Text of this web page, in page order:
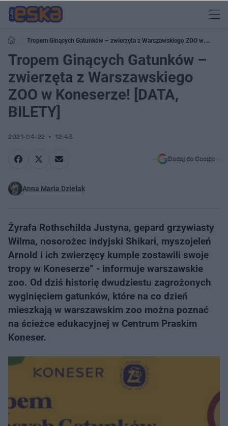
Tropem Ginących Gatunków – zwierzęta z Warszawskiego ZOO w
Koneserze! [DATA, BILETY]
Tropem Ginących Gatunków –
zwierzęta z Warszawskiego
ZOO w Koneserze! [DATA,
BILETY]
2021-04-22 12:43
Dodaj do Google
Anna Maria Dziełak
Żyrafa Rothschilda Justyna, gepard grzywiasty
Wilma, nosorożec indyjski Shikari, myszojeleń
Arnold i ich zwierzęcy kumple zostawili swoje
tropy w Koneserze” - informuje warszawskie
zoo. Od dziś historię dwudziestu zagrożonych
wyginięciem gatunków, które na co dzień
mieszkają w warszawskim zoo można poznać
na ścieżce edukacyjnej w Centrum Praskim
Koneser.